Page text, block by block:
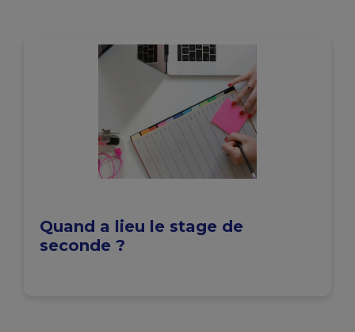
Quand a lieu le stage de
seconde ?